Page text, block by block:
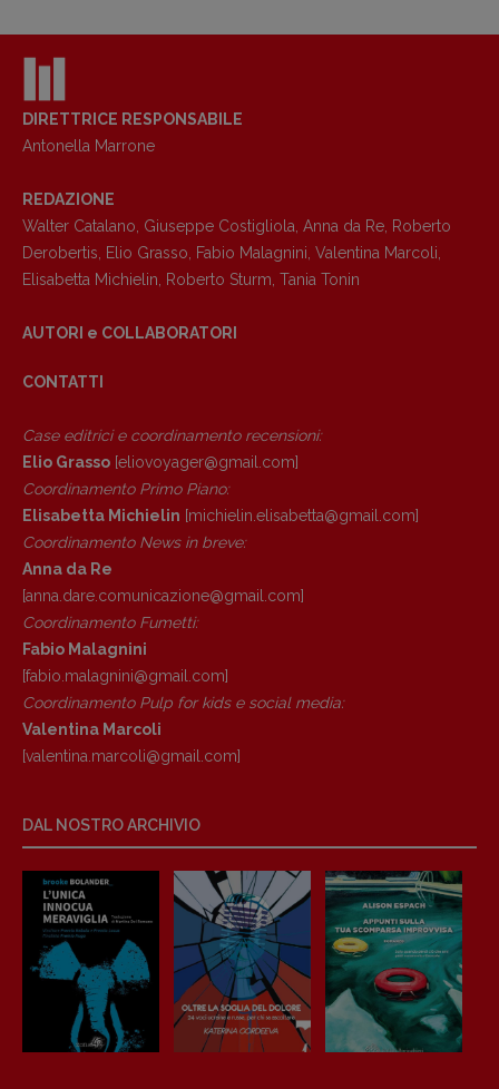
Copyright © 2018 – 2023 Pulp Magazine –
Associazione Pulp Magazine – registrazione
97943720157 –
DIRETTRICE RESPONSABILE
Antonella Marrone
REDAZIONE
Walter Catalano Giuseppe Costigliola Anna da Re Roberto
Derobertis Elio Grasso Fabio Malagnini Valentina Marcoli
Elisabetta Michielin Roberto Sturm Tania Tonin
AUTORI e COLLABORATORI
CONTATTI
Case editrici e coordinamento recensioni:
Elio Grasso [eliovoyager@gmail.com]
Coordinamento Primo Piano:
Elisabetta Michielin [michielin.elisabetta@gmail.com]
Coordinamento News in breve:
Anna da Re
[anna.dare.comunicazione@gmail. com]
Coordinamento Fumetti:
Fabio Malagnini
[fabio.malagnini@gmail. com]
Coordinamento Pulp for kids e social media:
Valentina Marcoli
[valentina.marcoli@gmail. com]
DAL NOSTRO ARCHIVIO